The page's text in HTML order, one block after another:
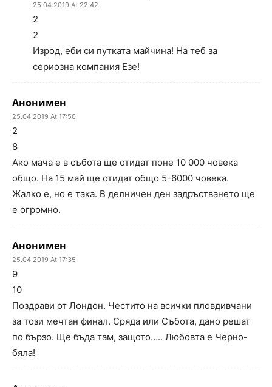
25.04.2019 At 22:42
2
2
Изрод, еби си путката майчина! На теб за
сериозна компания Езе!
Анонимен
25.04.2019 At 17:50
2
8
Ако мача е в събота ще отидат поне 10 000 човека
общо. На 15 май ще отидат общо 5-6000 човека.
Жалко е, но е така. В делничен ден задръстването ще
е огромно.
Анонимен
25.04.2019 At 17:35
9
10
Поздрави от Лондон. Честито на всички пловдивчани
за този мечтан финал. Сряда или Събота, дано решат
по бързо. Ще бъда там, защото….. Любовта е Черно-
бяла!